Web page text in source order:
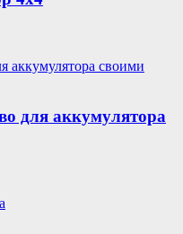
для аккумулятора